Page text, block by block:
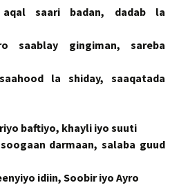
aqal saari badan, dadab la
saablay gingiman, sareba
la shiday, saaqatada
baftiyo, khayli iyo suuti
darmaan, salaba guud
idiin, Soobir iyo Ayro